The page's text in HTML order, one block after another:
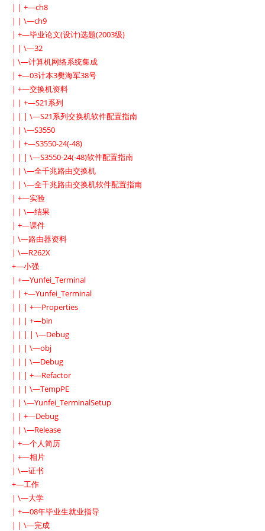
| | +—ch8
| | \—ch9
| +—毕业论文(设计)选题(2003级)
| | \—32
| \—计算机网络系统集成
| +—03计本3樊海军38号
| +—交换机资料
| | +—S21系列
| | | \—S21系列交换机软件配置指南
| | \—S3550
| | +—S3550-24(-48)
| | | \—S3550-24(-48)软件配置指南
| | \—全千兆路由交换机
| | \—全千兆路由交换机软件配置指南
| +—实验
| | \—结果
| +—课件
| \—路由器资料
| \—R262X
+—小强
| +—Yunfei_Terminal
| | +—Yunfei_Terminal
| | | +—Properties
| | | +—bin
| | | | \—Debug
| | | \—obj
| | | \—Debug
| | | +—Refactor
| | | \—TempPE
| | \—Yunfei_TerminalSetup
| | +—Debug
| | \—Release
| +—个人简历
| +—相片
| \—证书
+—工作
| \—大学
| +—08年毕业生就业指导
| | \—完成